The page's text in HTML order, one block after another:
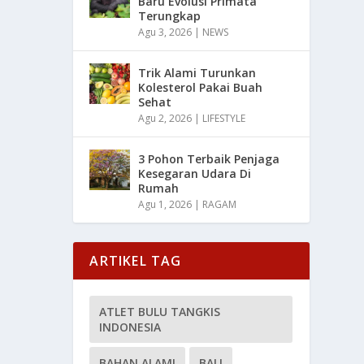
Terungkap
Agu 3, 2026 | NEWS
Trik Alami Turunkan
Kolesterol Pakai Buah
Sehat
Agu 2, 2026 | LIFESTYLE
3 Pohon Terbaik Penjaga
Kesegaran Udara Di
Rumah
Agu 1, 2026 | RAGAM
ARTIKEL TAG
ATLET BULU TANGKIS
INDONESIA